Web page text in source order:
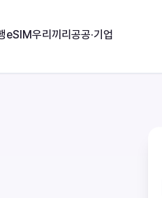
eSIM우리끼리 공공·기업